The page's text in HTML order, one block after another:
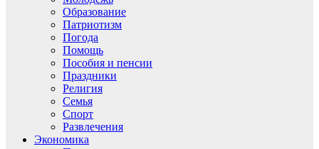
Образование
Патриотизм
Погода
Помощь
Пособия и пенсии
Праздники
Религия
Семья
Спорт
Развлечения
Экономика